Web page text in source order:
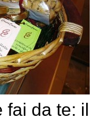
fai da te: il